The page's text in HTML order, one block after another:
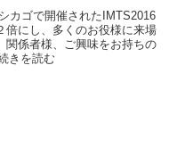
カゴで開催されたIMTS2016
倍にし、多くのお役様に来場
関係者様、ご興味をお持ちの
きを読む